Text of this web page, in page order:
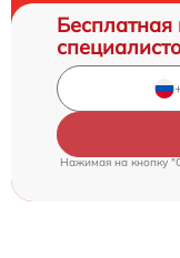
Бесплатная
Нажимая на кнопку